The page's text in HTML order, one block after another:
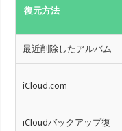
復元方法
最近削除したアルバム
iCloud.com
iCloudバックアップ復